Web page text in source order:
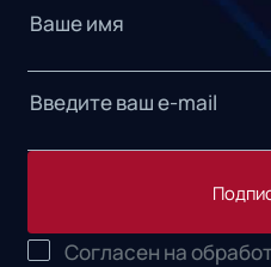
Согласен на